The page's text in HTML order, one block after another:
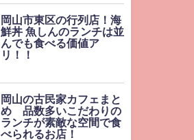
岡山市東区の行列店！海
鮮丼 魚しんのランチは並
んでも食べる価値ア
リ！！
岡山の古民家カフェまと
め 品数多いこだわりの
ランチが素敵な空間で食
べられるお店！